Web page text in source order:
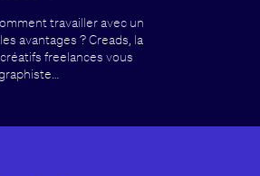
travailler avec un
avantages ? Creads, la
freelances vous